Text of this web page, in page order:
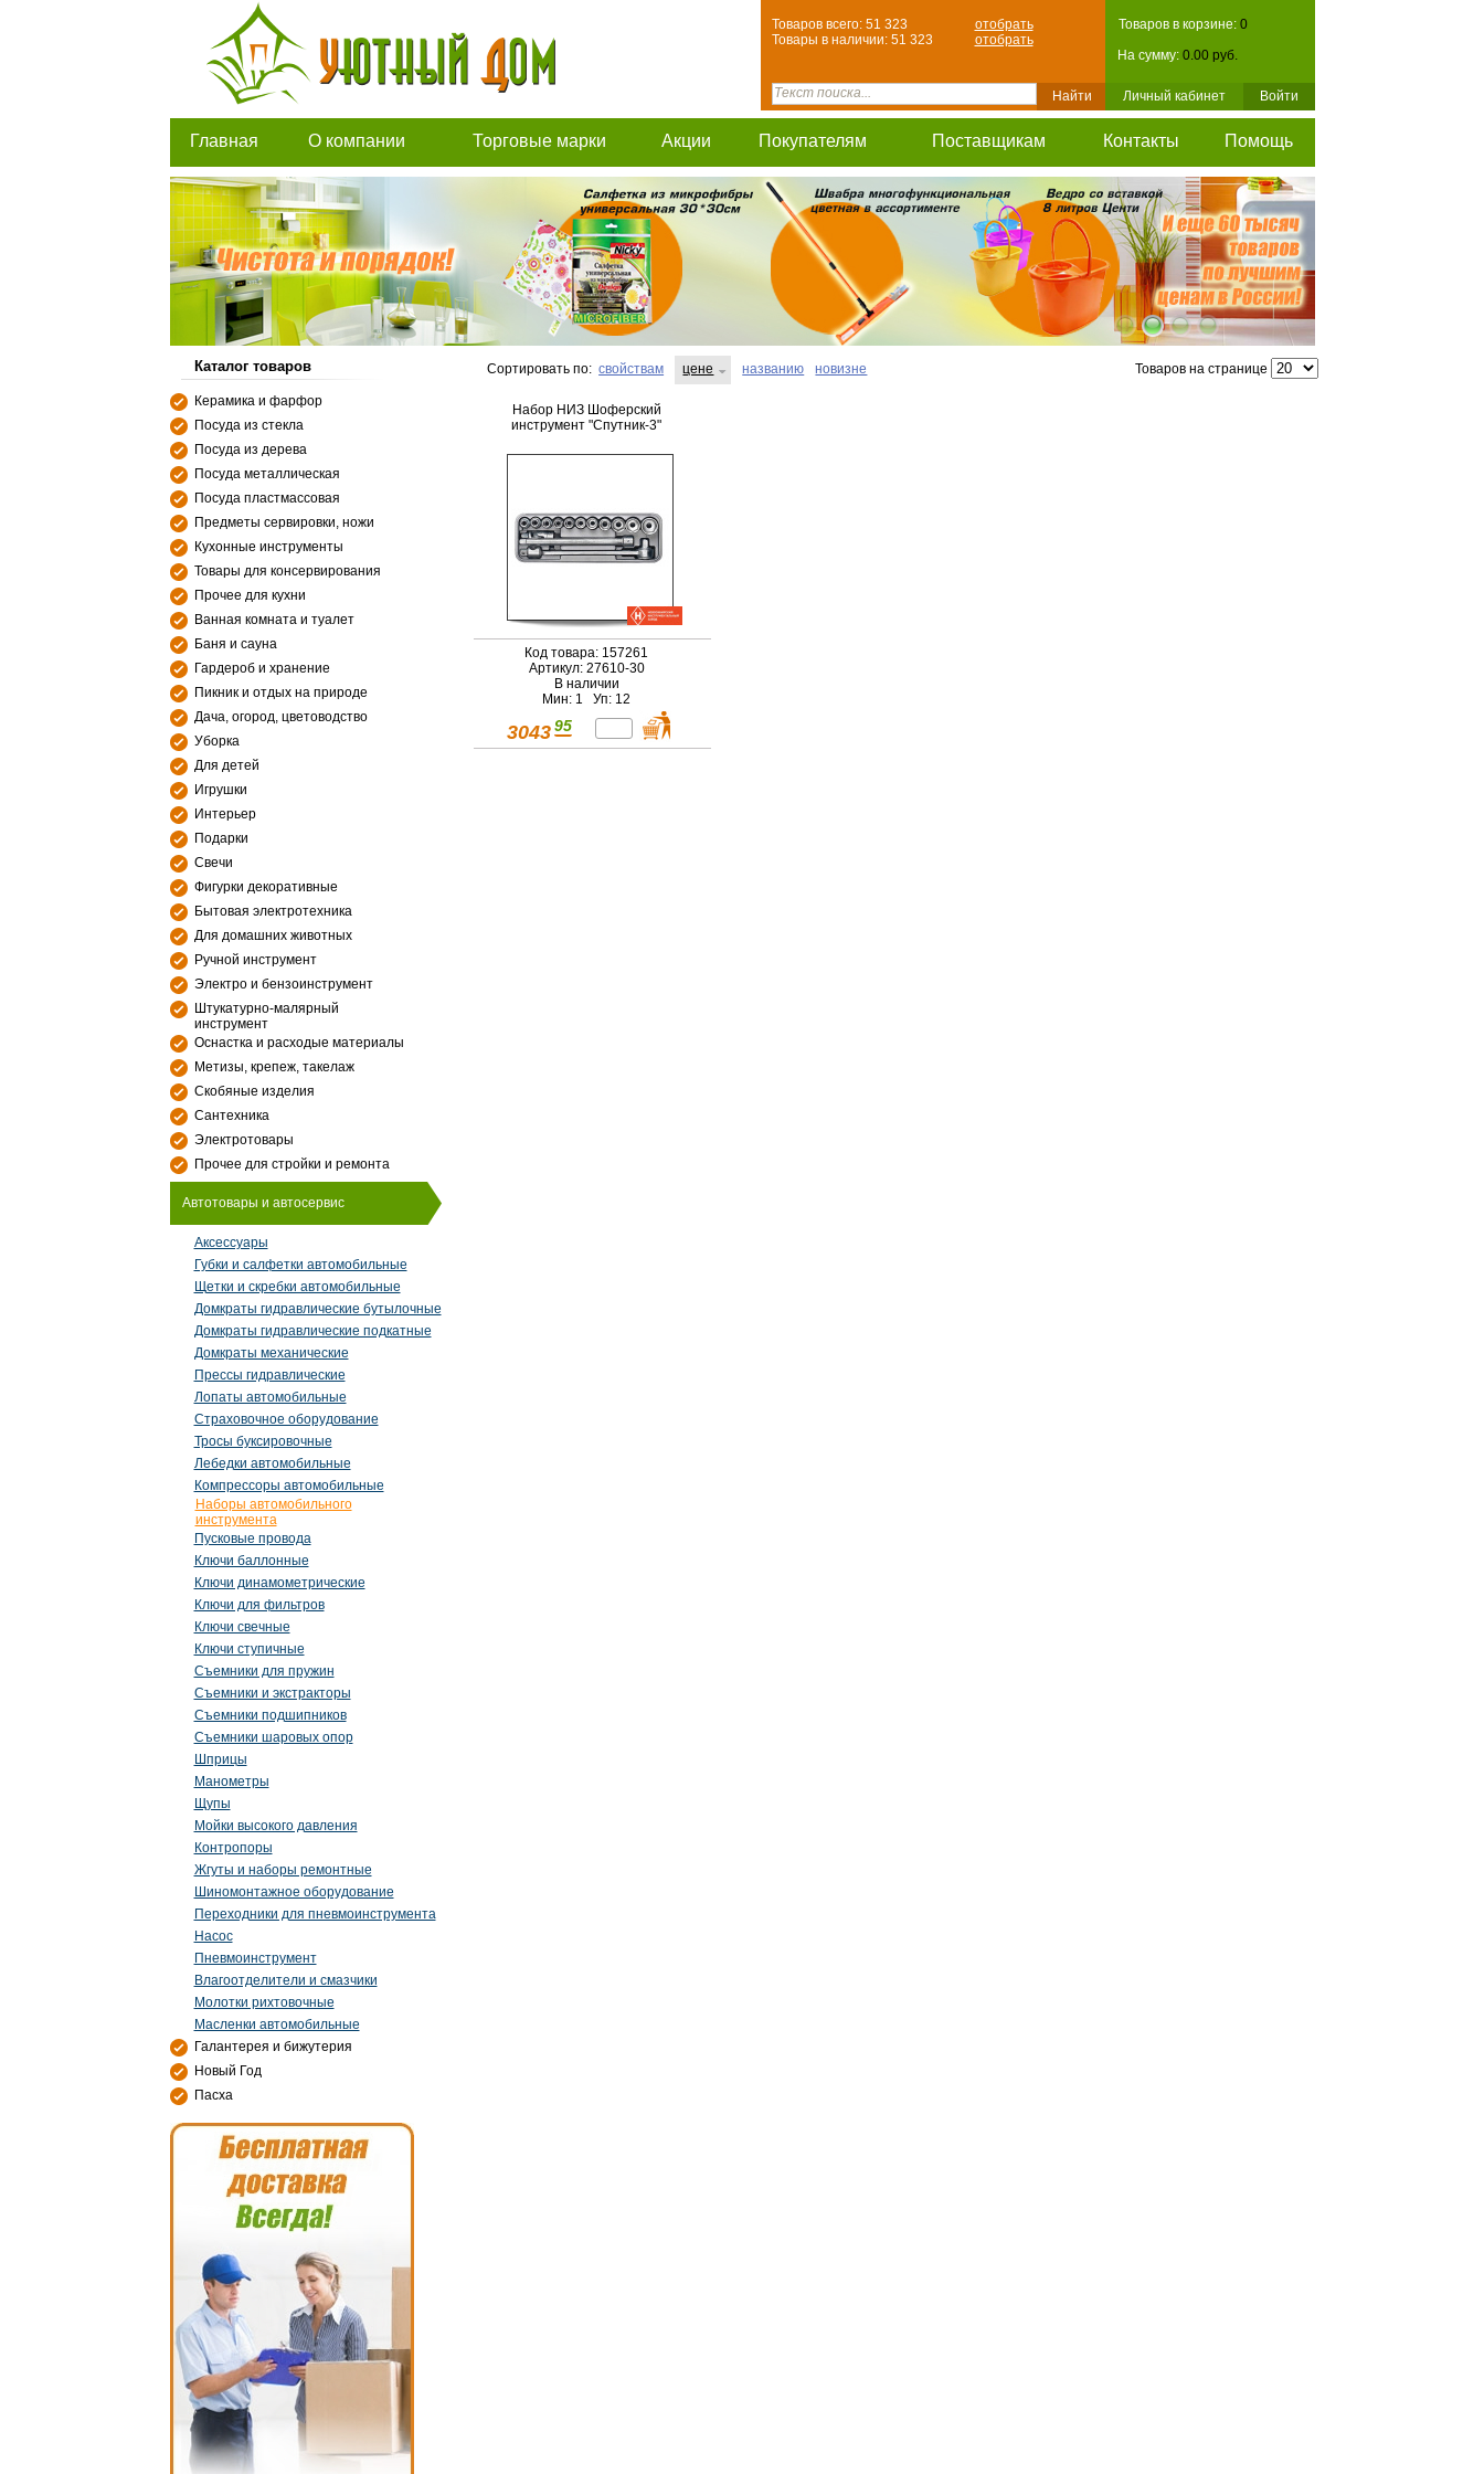
Товаров в корзине: 0
На сумму: 0.00 руб.
Личный кабинет Войти
Товаров всего: 51 323
отобрать
Товары в наличии: 51 323
отобрать
Главная О компании Торговые марки Акции Покупателям Поставщикам Контакты Помощь
Каталог товаров
Керамика и фарфор
Посуда из стекла
Посуда из дерева
Посуда металлическая
Посуда пластмассовая
Предметы сервировки, ножи
Кухонные инструменты
Товары для консервирования
Прочее для кухни
Ванная комната и туалет
Баня и сауна
Гардероб и хранение
Пикник и отдых на природе
Дача, огород, цветоводство
Уборка
Для детей
Игрушки
Интерьер
Подарки
Свечи
Фигурки декоративные
Бытовая электротехника
Для домашних животных
Ручной инструмент
Электро и бензоинструмент
Штукатурно-малярный
инструмент
Оснастка и расходые материалы
Метизы, крепеж, такелаж
Скобяные изделия
Сантехника
Электротовары
Прочее для стройки и ремонта
Автотовары и автосервис
Аксессуары
Губки и салфетки автомобильные
Щетки и скребки автомобильные
Домкраты гидравлические бутылочные
Домкраты гидравлические подкатные
Домкраты механические
Прессы гидравлические
Лопаты автомобильные
Страховочное оборудование
Тросы буксировочные
Лебедки автомобильные
Компрессоры автомобильные
Наборы автомобильного
инструмента
Пусковые провода
Ключи баллонные
Ключи динамометрические
Ключи для фильтров
Ключи свечные
Ключи ступичные
Съемники для пружин
Съемники и экстракторы
Съемники подшипников
Съемники шаровых опор
Шприцы
Манометры
Щупы
Мойки высокого давления
Контропоры
Жгуты и наборы ремонтные
Шиномонтажное оборудование
Переходники для пневмоинструмента
Насос
Пневмоинструмент
Влагоотделители и смазчики
Молотки рихтовочные
Масленки автомобильные
Галантерея и бижутерия
Новый Год
Пасха
Сортировать по: свойствам цене названию новизне Товаров на странице
Набор НИЗ Шоферский
инструмент "Спутник-3"
Код товара: 157261
Артикул: 27610-30
В наличии
Мин: 1 Уп: 12
3043 95